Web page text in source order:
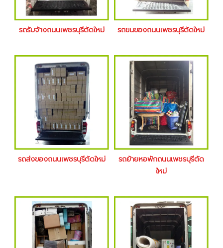
รถรับจ้างถนนเพชรบุรีตัดใหม่ รถขนของถนนเพชรบุรีตัดใหม่
รถส่งของถนนเพชรบุรีตัดใหม่
รถย้ายหอพักถนนเพชรบุรีตัด
ใหม่